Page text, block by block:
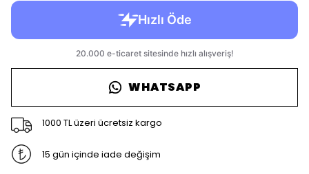
WHATSAPP
1000 TL üzeri ücretsiz kargo
15 gün içinde iade değişim